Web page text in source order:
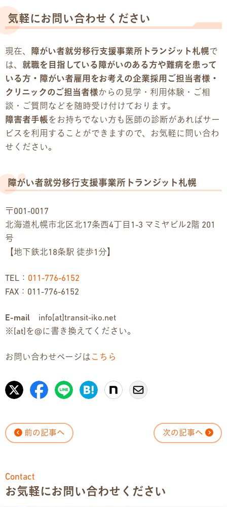
気軽にお問い合わせください
現在、 障がい者就労移行支援事業所トランジット札幌で
は、 就職を目指している障がいのある方や難病を患って
いる方・障がい者雇用をお考えの企業採用ご担当者様・
クリニックのご担当者様からの見学・利用体験・ご相
談・ご質問などを随時受け付けております。
障害者手帳をお持ちでない方も医師の診断があればサー
ビスを利用することができますので、お気軽に問い合わ
せください。
障がい者就労移行支援事業所トランジット札幌
〒001-0017
北海道札幌市北区北17条西4丁目1-3 マミヤビル2階 201
号
【地下鉄北18条駅 徒歩1分】
TEL： 011-776-6152
FAX：011-776-6152
E-mail info[at]transit-iko.net
※[at]を@に書き換えてください。
お問い合わせページは こちら
前の記事へ 次の記事へ
Contact
お気軽にお問い合わせください